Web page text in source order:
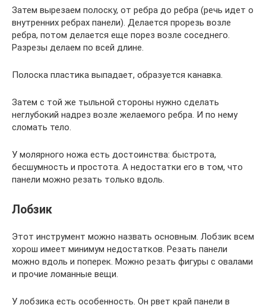
Затем вырезаем полоску, от ребра до ребра (речь идет о
внутренних ребрах панели). Делается прорезь возле
ребра, потом делается еще порез возле соседнего.
Разрезы делаем по всей длине.
Полоска пластика выпадает, образуется канавка.
Затем с той же тыльной стороны нужно сделать
неглубокий надрез возле желаемого ребра. И по нему
сломать тело.
У молярного ножа есть достоинства: быстрота,
бесшумность и простота. А недостатки его в том, что
панели можно резать только вдоль.
Лобзик
Этот инструмент можно назвать основным. Лобзик всем
хорош имеет минимум недостатков. Резать панели
можно вдоль и поперек. Можно резать фигуры с овалами
и прочие ломанные вещи.
У лобзика есть особенность. Он рвет край панели в